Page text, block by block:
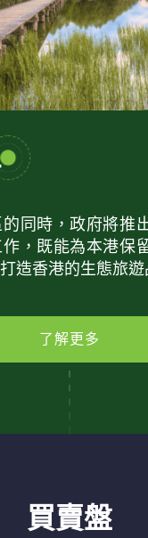
同時，政府將推
，既能為本港保
造香港的生態旅遊
了解更多
買賣盤